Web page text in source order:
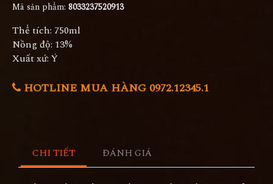
Mã sản phẩm: 8033237520913
Thể tích: 750ml
Nồng độ: 13%
Xuất xứ: Ý
HOTLINE MUA HÀNG 0972.12345.1
CHI TIẾT ĐÁNH GIÁ